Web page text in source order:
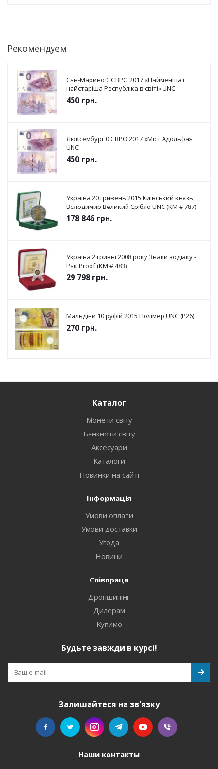
Рекомендуем
Сан-Марино 0 ЄВРО 2017 «Найменша і
найстаріша Республіка в світі» UNC
450 грн.
Люксембург 0 ЄВРО 2017 «Міст Адольфа»
UNC
450 грн.
Україна 20 гривень 2015 Київський князь
Володимир Великий Срібло UNC (KM # 787)
178 846 грн.
Україна 2 гривні 2008 року Знаки зодіаку -
Рак Proof (KM # 483)
29 798 грн.
Мальдіви 10 руфій 2015 Полімер UNC (P26)
270 грн.
Каталог
Монети світу
Банкноти світу
Аксесуари
Каталоги
Новинки на сайті
Інформація
Умови оплати
Умови доставки
Угода
Новини
Співпраця
Дропшипінг
Дилерам
Купимо
Будьте завжди в курсі!
Залишайтеся на зв'язку
Наши контакты